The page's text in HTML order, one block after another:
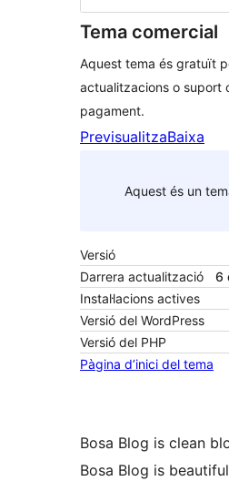
Tema comercial
Aquest tema és gratuït
actualitzacions o suport
pagament.
PrevisualitzaBaixa
Aquest és un
Versió
Darrera actualització
6
Instal·lacions actives
Versió del WordPress
Versió del PHP
Pàgina d’inici del tema
Bosa Blog is clean
Bosa Blog is